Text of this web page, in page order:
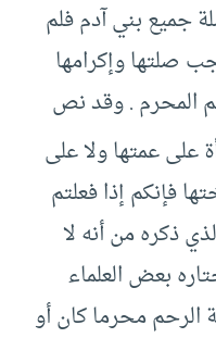
جميع بني آدم فلم
صلتها وإكرامها
المحرم . وقد نص
على عمتها ولا على
فإنكم إذا فعلتم
ذكره من أنه لا
بعض العلماء
محرما كان أو